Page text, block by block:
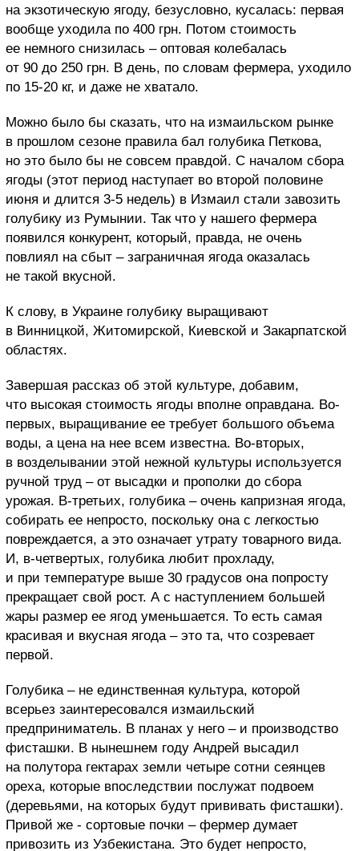
на экзотическую ягоду, безусловно, кусалась: первая
вообще уходила по 400 грн. Потом стоимость
ее немного снизилась – оптовая колебалась
от 90 до 250 грн. В день, по словам фермера, уходило
по 15-20 кг, и даже не хватало.
Можно было бы сказать, что на измаильском рынке
в прошлом сезоне правила бал голубика Петкова,
но это было бы не совсем правдой. С началом сбора
ягоды (этот период наступает во второй половине
июня и длится 3-5 недель) в Измаил стали завозить
голубику из Румынии. Так что у нашего фермера
появился конкурент, который, правда, не очень
повлиял на сбыт – заграничная ягода оказалась
не такой вкусной.
К слову, в Украине голубику выращивают
в Винницкой, Житомирской, Киевской и Закарпатской
областях.
Завершая рассказ об этой культуре, добавим,
что высокая стоимость ягоды вполне оправдана. Во-
первых, выращивание ее требует большого объема
воды, а цена на нее всем известна. Во-вторых,
в возделывании этой нежной культуры используется
ручной труд – от высадки и прополки до сбора
урожая. В-третьих, голубика – очень капризная ягода,
собирать ее непросто, поскольку она с легкостью
повреждается, а это означает утрату товарного вида.
И, в-четвертых, голубика любит прохладу,
и при температуре выше 30 градусов она попросту
прекращает свой рост. А с наступлением большей
жары размер ее ягод уменьшается. То есть самая
красивая и вкусная ягода – это та, что созревает
первой.
Голубика – не единственная культура, которой
всерьез заинтересовался измаильский
предприниматель. В планах у него – и производство
фисташки. В нынешнем году Андрей высадил
на полутора гектарах земли четыре сотни сеянцев
ореха, которые впоследствии послужат подвоем
(деревьями, на которых будут прививать фисташки).
Привой же - сортовые почки – фермер думает
привозить из Узбекистана. Это будет непросто,